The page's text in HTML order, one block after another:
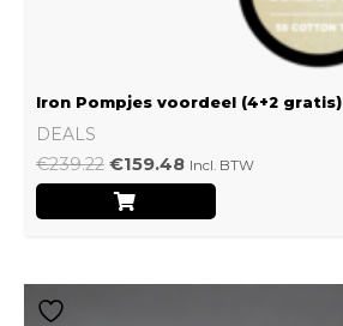
Iron Pompjes voordeel (4+2 gratis)
DEALS
€239.22 €159.48 Incl. BTW